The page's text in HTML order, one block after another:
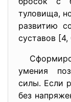
туловища,
развитию
суставов [4,
умения
силы. Если
без